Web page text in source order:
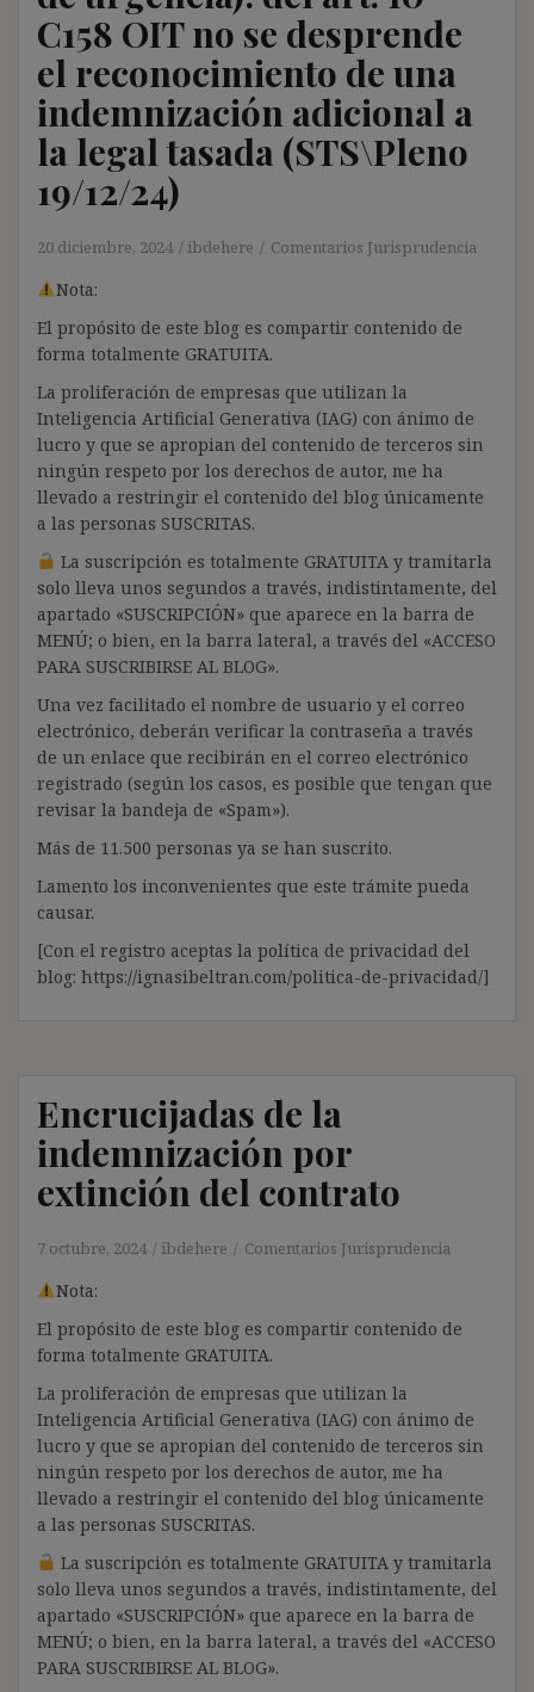
C158 OIT no se desprende
el reconocimiento de una
indemnización adicional a
la legal tasada (STS\Pleno
19/12/24)
20 diciembre, 2024 ibdehere Comentarios Jurisprudencia
Nota:
El propósito de este blog es compartir contenido de
forma totalmente GRATUITA.
La proliferación de empresas que utilizan la
Inteligencia Artificial Generativa (IAG) con ánimo de
lucro y que se apropian del contenido de terceros sin
ningún respeto por los derechos de autor, me ha
llevado a restringir el contenido del blog únicamente
a las personas SUSCRITAS.
La suscripción es totalmente GRATUITA y tramitarla
solo lleva unos segundos a través, indistintamente, del
apartado «SUSCRIPCIÓN» que aparece en la barra de
MENÚ; o bien, en la barra lateral, a través del «ACCESO
PARA SUSCRIBIRSE AL BLOG».
Una vez facilitado el nombre de usuario y el correo
electrónico, deberán verificar la contraseña a través
de un enlace que recibirán en el correo electrónico
registrado (según los casos, es posible que tengan que
revisar la bandeja de «Spam»).
Más de 11.500 personas ya se han suscrito.
Lamento los inconvenientes que este trámite pueda
causar.
[Con el registro aceptas la política de privacidad del
blog: https://ignasibeltran.com/politica-de-privacidad/]
Encrucijadas de la
indemnización por
extinción del contrato
7 octubre, 2024 ibdehere Comentarios Jurisprudencia
Nota:
El propósito de este blog es compartir contenido de
forma totalmente GRATUITA.
La proliferación de empresas que utilizan la
Inteligencia Artificial Generativa (IAG) con ánimo de
lucro y que se apropian del contenido de terceros sin
ningún respeto por los derechos de autor, me ha
llevado a restringir el contenido del blog únicamente
a las personas SUSCRITAS.
La suscripción es totalmente GRATUITA y tramitarla
solo lleva unos segundos a través, indistintamente, del
apartado «SUSCRIPCIÓN» que aparece en la barra de
MENÚ; o bien, en la barra lateral, a través del «ACCESO
PARA SUSCRIBIRSE AL BLOG».